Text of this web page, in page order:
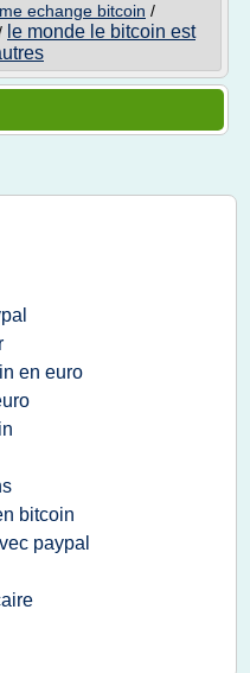
echange bitcoin /
le monde le bitcoin est
en euro
bitcoin
paypal